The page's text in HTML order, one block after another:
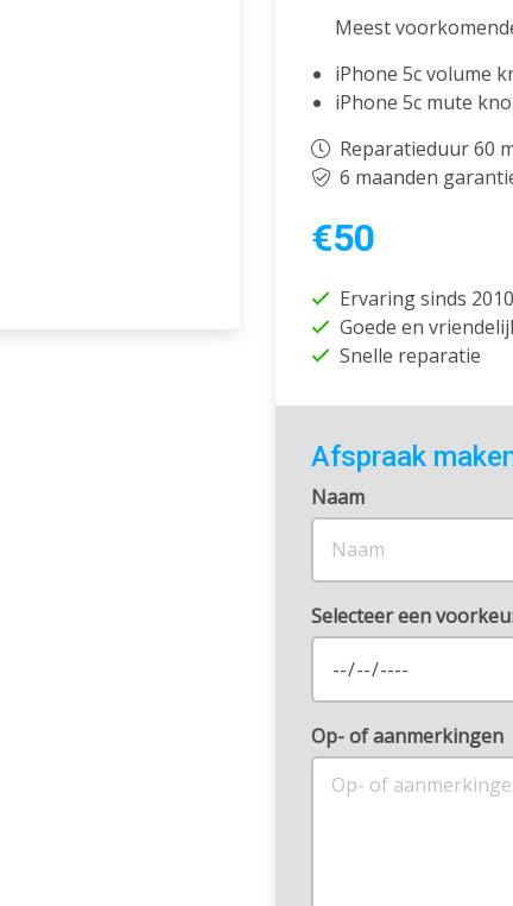
Meest
iPhone 5c volume
iPhone 5c mute
Reparatieduur 60
6 maanden
€50
Ervaring sinds 2010
Goede en
Snelle reparatie
Afspraak
Naam
Selecteer een
Op- of aanmerkingen